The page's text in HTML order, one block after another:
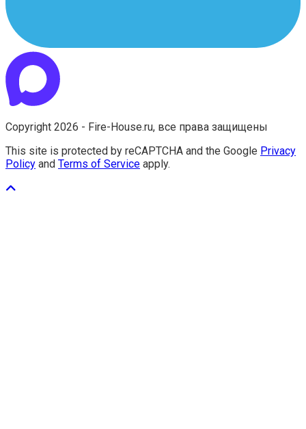
Copyright 2026 - Fire-House.ru, все права защищены
This site is protected by reCAPTCHA and the Google Privacy
Policy and Terms of Service apply.